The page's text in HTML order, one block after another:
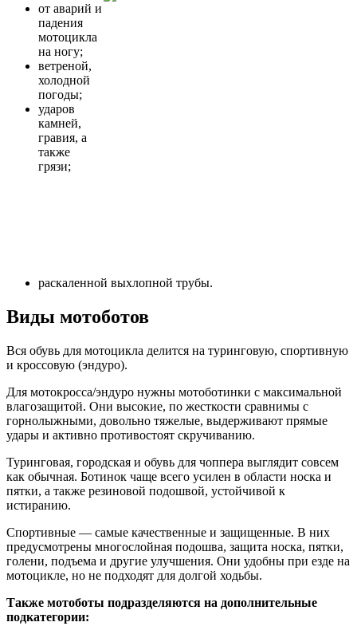
от аварий и
падения
мотоцикла
на ногу;
ветреной,
холодной
погоды;
ударов
камней,
гравия, а
также
грязи;
раскаленной выхлопной трубы.
Виды мотоботов
Вся обувь для мотоцикла делится на туринговую, спортивную
и кроссовую (эндуро).
Для мотокросса/эндуро нужны мотоботинки с максимальной
влагозащитой. Они высокие, по жесткости сравнимы с
горнолыжными, довольно тяжелые, выдерживают прямые
удары и активно противостоят скручиванию.
Туринговая, городская и обувь для чоппера выглядит совсем
как обычная. Ботинок чаще всего усилен в области носка и
пятки, а также резиновой подошвой, устойчивой к
истиранию.
Спортивные — самые качественные и защищенные. В них
предусмотрены многослойная подошва, защита носка, пятки,
голени, подъема и другие улучшения. Они удобны при езде на
мотоцикле, но не подходят для долгой ходьбы.
Также мотоботы подразделяются на дополнительные
подкатегории: